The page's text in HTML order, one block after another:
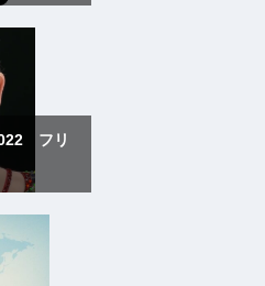
フリ